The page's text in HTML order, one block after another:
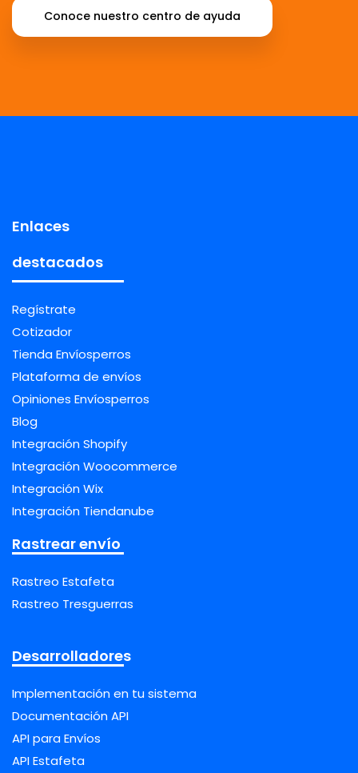
Conoce nuestro centro de ayuda
Enlaces
destacados
Regístrate
Cotizador
Tienda Envíosperros
Plataforma de envíos
Opiniones Envíosperros
Blog
Integración Shopify
Integración Woocommerce
Integración Wix
Integración Tiendanube
Rastrear envío
Rastreo Estafeta
Rastreo Tresguerras
Desarrolladores
Implementación en tu sistema
Documentación API
API para Envíos
API Estafeta